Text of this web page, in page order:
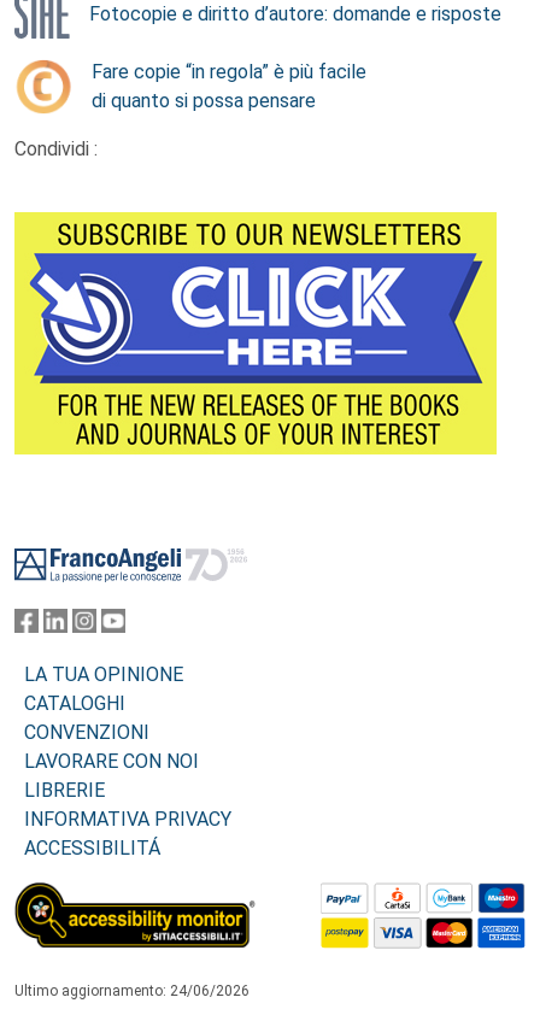
Fotocopie e diritto d’autore: domande e risposte
Fare copie “in regola” è più facile
di quanto si possa pensare
Condividi :
LA TUA OPINIONE
CATALOGHI
CONVENZIONI
LAVORARE CON NOI
LIBRERIE
INFORMATIVA PRIVACY
ACCESSIBILITÁ
Ultimo aggiornamento: 24/06/2026